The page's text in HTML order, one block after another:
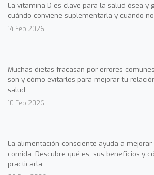
La vitamina D es clave para la salud ósea y
cuándo conviene suplementarla y cuándo
14 Feb 2026
Muchas dietas fracasan por errores
son y cómo evitarlos para mejorar tu
salud.
10 Feb 2026
La alimentación consciente ayuda a
comida. Descubre qué es, sus beneficios y
practicarla.